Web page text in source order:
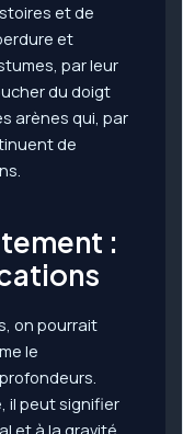
et de
et
par leur
du doigt
arènes qui, par
de
:
on pourrait
le
il peut signifier